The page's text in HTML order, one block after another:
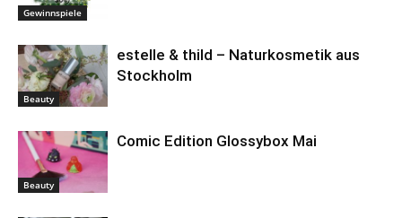
Gewinnspiele
Beauty
estelle & thild – Naturkosmetik aus
Stockholm
Beauty
Comic Edition Glossybox Mai